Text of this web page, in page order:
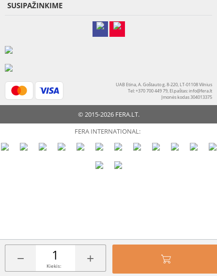
− +
Kiekis:
SUSIPAŽINKIME
UAB Etina, A. Goštauto g. 8-220, LT-01108 Vilnius
Tel: +370 700 449 79, El.paštas:info@fera.lt
Įmonės kodas 304013375
© 2015-2026 FERA.LT.
FERA INTERNATIONAL: